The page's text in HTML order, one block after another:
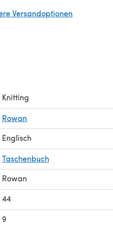
Versandoptionen
Knitting
Rowan
Englisch
Taschenbuch
Rowan
44
9